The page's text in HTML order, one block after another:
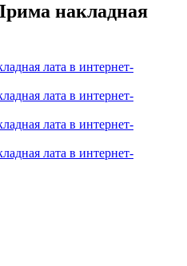
накладная